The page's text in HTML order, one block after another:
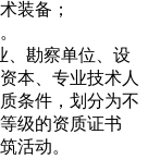
装备；
勘察单位、设
本、专业技术人
条件，划分为不
级的资质证书
活动。